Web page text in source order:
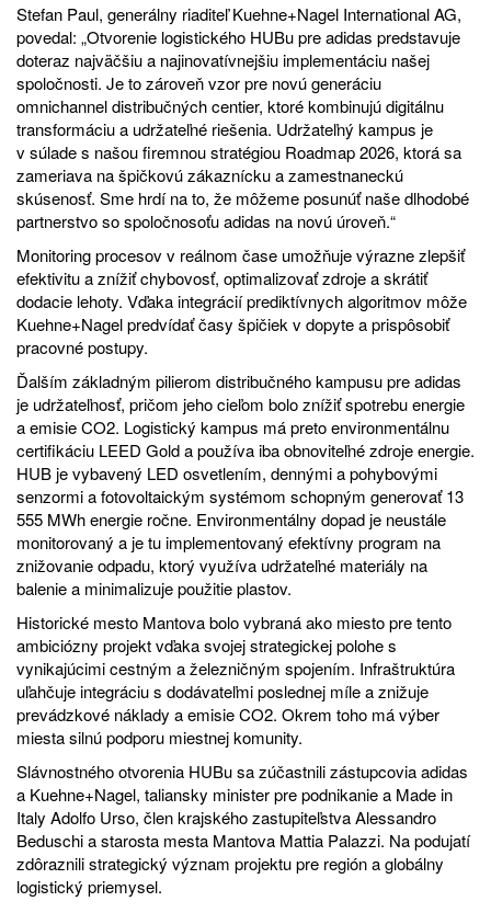
Stefan Paul, generálny riaditeľ Kuehne+Nagel International AG,
povedal: „Otvorenie logistického HUBu pre adidas predstavuje
doteraz najväčšiu a najinovatívnejšiu implementáciu našej
spoločnosti. Je to zároveň vzor pre novú generáciu
omnichannel distribučných centier, ktoré kombinujú digitálnu
transformáciu a udržateľné riešenia. Udržateľný kampus je
v súlade s našou firemnou stratégiou Roadmap 2026, ktorá sa
zameriava na špičkovú zákaznícku a zamestnaneckú
skúsenosť. Sme hrdí na to, že môžeme posunúť naše dlhodobé
partnerstvo so spoločnosoťu adidas na novú úroveň.“
Monitoring procesov v reálnom čase umožňuje výrazne zlepšiť
efektivitu a znížiť chybovosť, optimalizovať zdroje a skrátiť
dodacie lehoty. Vďaka integrácií prediktívnych algoritmov môže
Kuehne+Nagel predvídať časy špičiek v dopyte a prispôsobiť
pracovné postupy.
Ďalším základným pilierom distribučného kampusu pre adidas
je udržateľnosť, pričom jeho cieľom bolo znížiť spotrebu energie
a emisie CO2. Logistický kampus má preto environmentálnu
certifikáciu LEED Gold a používa iba obnoviteľné zdroje energie.
HUB je vybavený LED osvetlením, dennými a pohybovými
senzormi a fotovoltaickým systémom schopným generovať 13
555 MWh energie ročne. Environmentálny dopad je neustále
monitorovaný a je tu implementovaný efektívny program na
znižovanie odpadu, ktorý využíva udržateľné materiály na
balenie a minimalizuje použitie plastov.
Historické mesto Mantova bolo vybraná ako miesto pre tento
ambiciózny projekt vďaka svojej strategickej polohe s
vynikajúcimi cestným a železničným spojením. Infraštruktúra
uľahčuje integráciu s dodávateľmi poslednej míle a znižuje
prevádzkové náklady a emisie CO2. Okrem toho má výber
miesta silnú podporu miestnej komunity.
Slávnostného otvorenia HUBu sa zúčastnili zástupcovia adidas
a Kuehne+Nagel, taliansky minister pre podnikanie a Made in
Italy Adolfo Urso, člen krajského zastupiteľstva Alessandro
Beduschi a starosta mesta Mantova Mattia Palazzi. Na podujatí
zdôraznili strategický význam projektu pre región a globálny
logistický priemysel.